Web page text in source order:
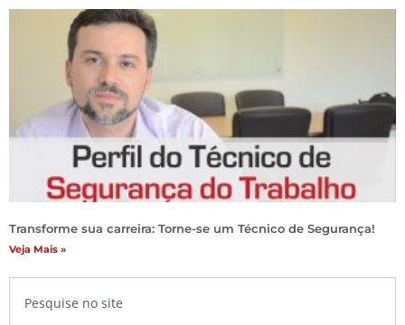
Transforme sua carreira: Torne-se um Técnico de Segurança!
Veja Mais »